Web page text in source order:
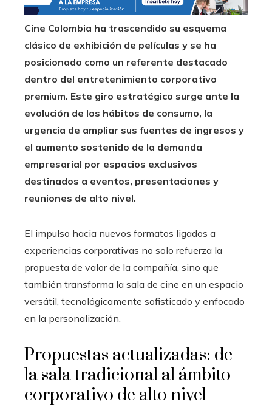
Cine Colombia ha trascendido su esquema
clásico de exhibición de películas y se ha
posicionado como un referente destacado
dentro del entretenimiento corporativo
premium. Este giro estratégico surge ante la
evolución de los hábitos de consumo, la
urgencia de ampliar sus fuentes de ingresos y
el aumento sostenido de la demanda
empresarial por espacios exclusivos
destinados a eventos, presentaciones y
reuniones de alto nivel.
El impulso hacia nuevos formatos ligados a
experiencias corporativas no solo refuerza la
propuesta de valor de la compañía, sino que
también transforma la sala de cine en un espacio
versátil, tecnológicamente sofisticado y enfocado
en la personalización.
Propuestas actualizadas: de
la sala tradicional al ámbito
corporativo de alto nivel